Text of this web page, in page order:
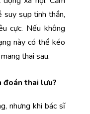
suy sụp tinh thần,
cực. Nếu không
này có thể kéo
thai sau.
đoán thai lưu?
nhưng khi bác sĩ